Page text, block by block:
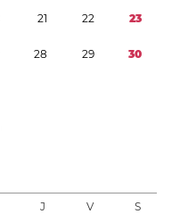
21 22 23
28 29 30
J V S